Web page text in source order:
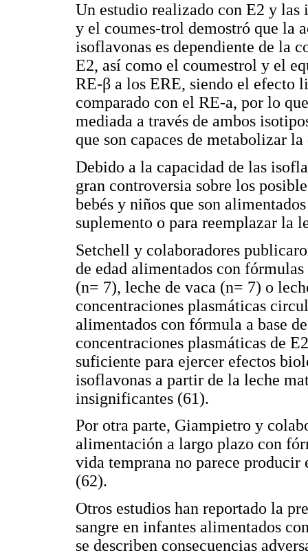
Un estudio realizado con E2 y
y el coumes-trol demostró que la
isoflavonas es dependiente de la
E2, así como el coumestrol y el
RE-β a los ERE, siendo el efecto
comparado con el RE-a, por lo
mediada a través de ambos
que son capaces de metabolizar
Debido a la capacidad de las
gran controversia sobre los
bebés y niños que son
suplemento o para reemplazar la
Setchell y colaboradores
de edad alimentados con
(n= 7), leche de vaca (n= 7) o
concentraciones plasmáticas
alimentados con fórmula a base
concentraciones plasmáticas de
suficiente para ejercer efectos
isoflavonas a partir de la leche
insignificantes (61).
Por otra parte, Giampietro y
alimentación a largo plazo con
vida temprana no parece producir
(62).
Otros estudios han reportado la
sangre en infantes alimentados
se describen consecuencias